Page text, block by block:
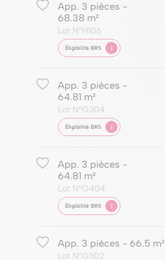
App. 3 pièces -
68.38 m²
Lot NºH106
Éligibilité BRS i
App. 3 pièces -
64.81 m²
Lot NºG304
Éligibilité BRS i
App. 3 pièces -
64.81 m²
Lot NºG404
Éligibilité BRS i
App. 3 pièces - 66.5 m²
Lot NºG302